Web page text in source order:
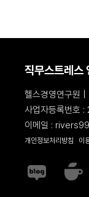
직무스트레스
헬스경영연구원 |
사업자등록번호
이메일 :
개인정보처리방침 이